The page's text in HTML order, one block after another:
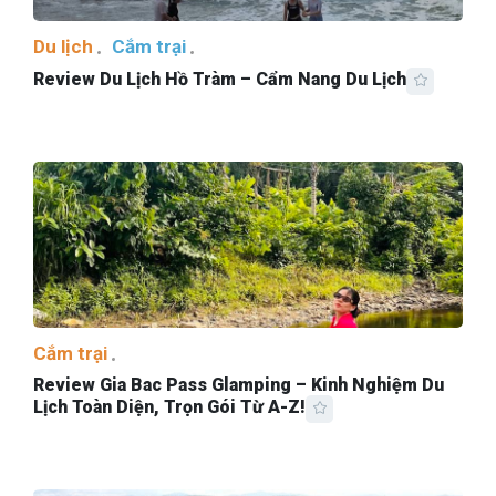
Du lịch Cắm trại
Review Du Lịch Hồ Tràm – Cẩm Nang Du Lịch
Cắm trại
Review Gia Bac Pass Glamping – Kinh Nghiệm Du
Lịch Toàn Diện, Trọn Gói Từ A-Z!